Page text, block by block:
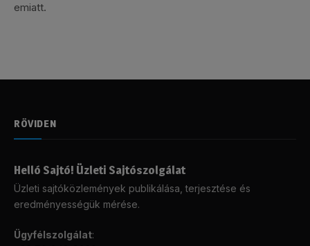
emiatt.
RÖVIDEN
Helló Sajtó! Üzleti Sajtószolgálat
Üzleti sajtóközlemények publikálása, terjesztése és
eredményességük mérése.
Ügyfélszolgálat: